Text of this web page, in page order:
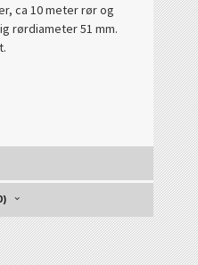
ca 10 meter rør og
rørdiameter 51 mm.